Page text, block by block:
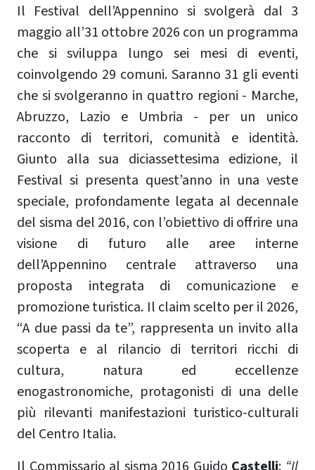
Il Festival dell’Appennino si svolgerà dal 3
maggio all’31 ottobre 2026 con un programma
che si sviluppa lungo sei mesi di eventi,
coinvolgendo 29 comuni. Saranno 31 gli eventi
che si svolgeranno in quattro regioni - Marche,
Abruzzo, Lazio e Umbria - per un unico
racconto di territori, comunità e identità.
Giunto alla sua diciassettesima edizione, il
Festival si presenta quest’anno in una veste
speciale, profondamente legata al decennale
del sisma del 2016, con l’obiettivo di offrire una
visione di futuro alle aree interne
dell’Appennino centrale attraverso una
proposta integrata di comunicazione e
promozione turistica. Il claim scelto per il 2026,
“A due passi da te”, rappresenta un invito alla
scoperta e al rilancio di territori ricchi di
cultura, natura ed eccellenze
enogastronomiche, protagonisti di una delle
più rilevanti manifestazioni turistico-culturali
del Centro Italia.